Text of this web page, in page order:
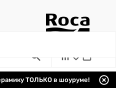
ТОЛЬКО в шоуруме!